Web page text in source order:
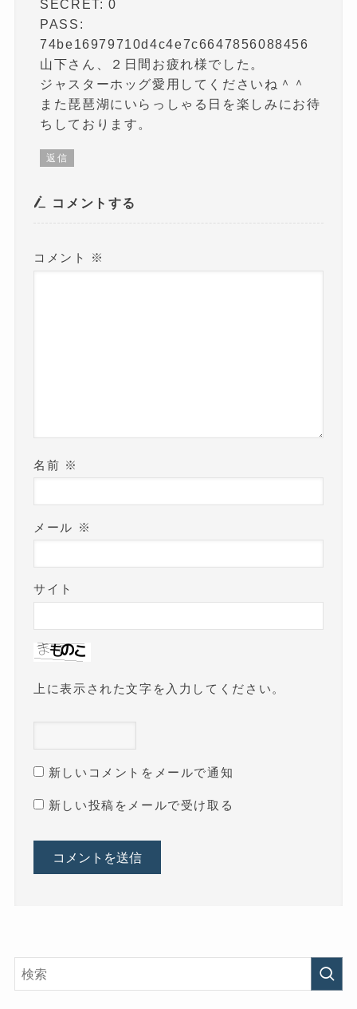
SECRET: 0
PASS:
74be16979710d4c4e7c6647856088456
山下さん、２日間お疲れ様でした。
ジャスターホッグ愛用してくださいね＾＾
また琵琶湖にいらっしゃる日を楽しみにお待
ちしております。
返信
コメントする
コメント ※
名前 ※
メール ※
サイト
上に表示された文字を入力してください。
新しいコメントをメールで通知
新しい投稿をメールで受け取る